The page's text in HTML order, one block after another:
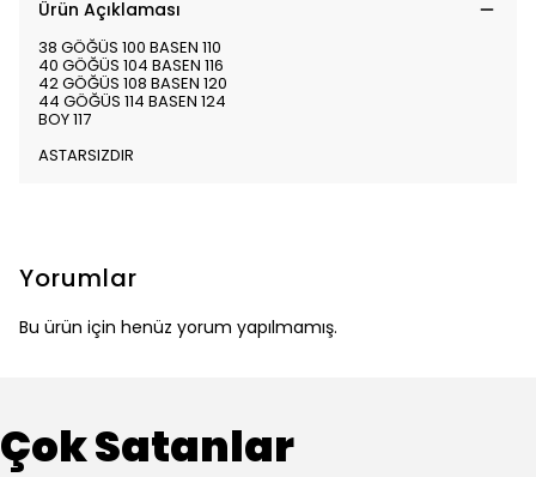
Ürün Açıklaması
38 GÖĞÜS 100 BASEN 110
40 GÖĞÜS 104 BASEN 116
42 GÖĞÜS 108 BASEN 120
44 GÖĞÜS 114 BASEN 124
BOY 117
ASTARSIZDIR
Yorumlar
Bu ürün için henüz yorum yapılmamış.
Çok Satanlar